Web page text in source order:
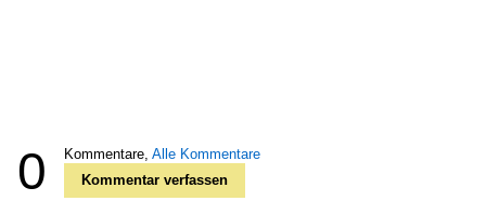
0 Kommentare, Alle Kommentare
Kommentar verfassen